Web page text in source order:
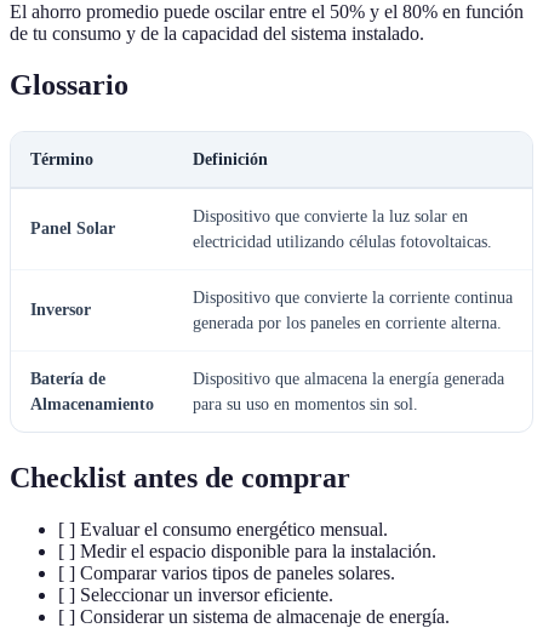
El ahorro promedio puede oscilar entre el 50% y el 80% en función
de tu consumo y de la capacidad del sistema instalado.
Glossario
Término Definición
Panel Solar
Dispositivo que convierte la luz solar en
electricidad utilizando células fotovoltaicas.
Inversor
Dispositivo que convierte la corriente continua
generada por los paneles en corriente alterna.
Batería de
Almacenamiento
Dispositivo que almacena la energía generada
para su uso en momentos sin sol.
Checklist antes de comprar
[ ] Evaluar el consumo energético mensual.
[ ] Medir el espacio disponible para la instalación.
[ ] Comparar varios tipos de paneles solares.
[ ] Seleccionar un inversor eficiente.
[ ] Considerar un sistema de almacenaje de energía.